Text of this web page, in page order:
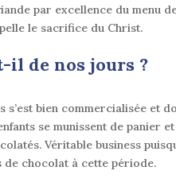
par excellence du menu
le sacrifice du Christ.
il de nos jours ?
s’est bien commercialisée et
se munissent de panier
. Véritable business
de chocolat à cette période.